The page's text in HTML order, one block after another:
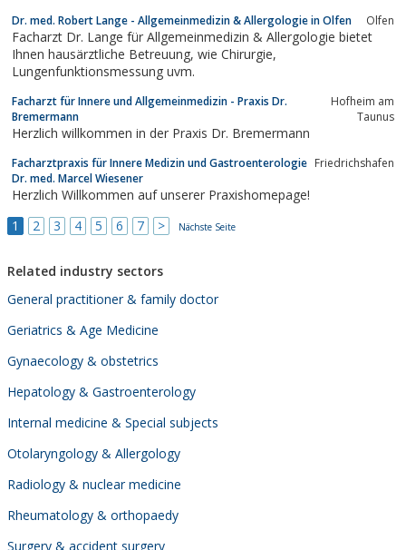
kein Dauerzustand sein. Innovative Operationsmethoden bei
Gebärmuttersenkung und Inkontinenz...
Dr. med. Robert Lange - Allgemeinmedizin & Allergologie in Olfen Olfen
Facharzt Dr. Lange für Allgemeinmedizin & Allergologie bietet
Ihnen hausärztliche Betreuung, wie Chirurgie,
Lungenfunktionsmessung uvm.
Facharzt für Innere und Allgemeinmedizin - Praxis Dr.
Bremermann
Hofheim am
Taunus
Herzlich willkommen in der Praxis Dr. Bremermann
Facharztpraxis für Innere Medizin und Gastroenterologie
Dr. med. Marcel Wiesener
Friedrichshafen
Herzlich Willkommen auf unserer Praxishomepage!
1
2 3 4 5 6 7 > Nächste Seite
Related industry sectors
General practitioner & family doctor
Geriatrics & Age Medicine
Gynaecology & obstetrics
Hepatology & Gastroenterology
Internal medicine & Special subjects
Otolaryngology & Allergology
Radiology & nuclear medicine
Rheumatology & orthopaedy
Surgery & accident surgery